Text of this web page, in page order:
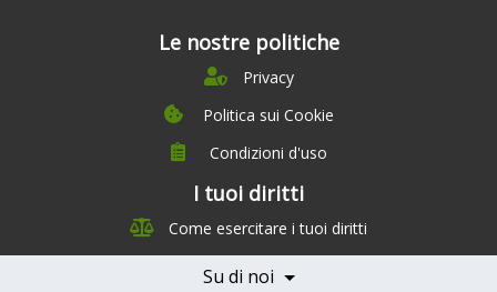
Le nostre politiche
Privacy
Politica sui Cookie
Condizioni d'uso
I tuoi diritti
Come esercitare i tuoi diritti
Su di noi
Management Team
Team Nutrizione
Testimonials